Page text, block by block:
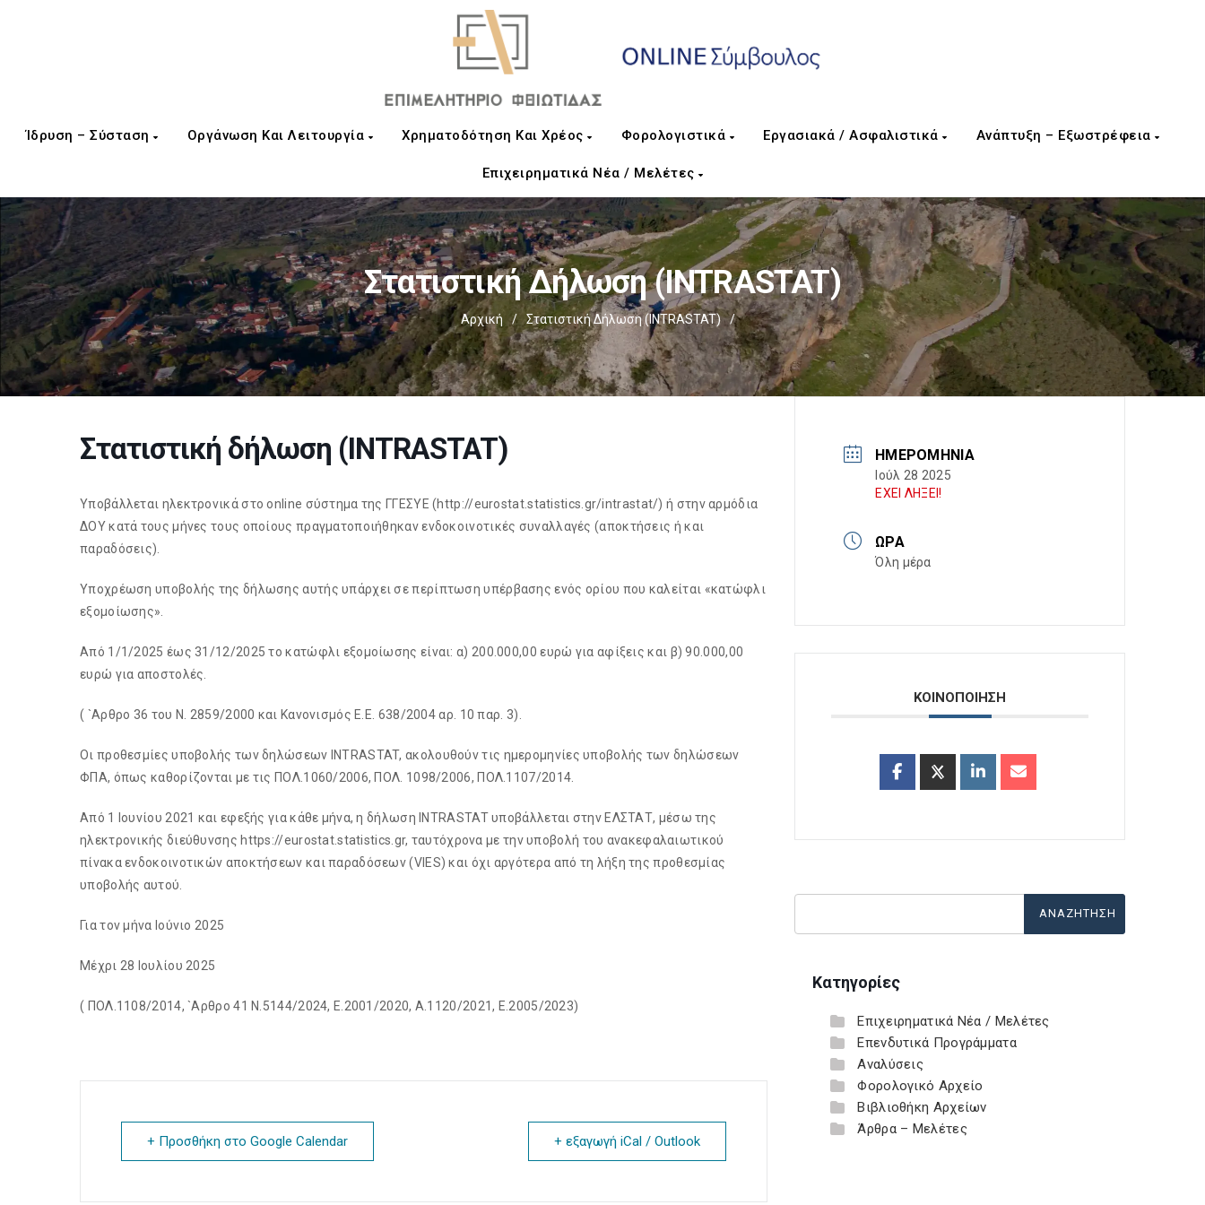
Ίδρυση – Σύσταση Οργάνωση Και Λειτουργία Χρηματοδότηση Και Χρέος Φορολογιστικά Εργασιακά / Ασφαλιστικά Ανάπτυξη – Εξωστρέφεια
Επιχειρηματικά Νέα / Μελέτες
Στατιστική Δήλωση (INTRASTAT)
Αρχική / Στατιστική Δήλωση (INTRASTAT) /
Στατιστική δήλωση (INTRASTAT)
Υποβάλλεται ηλεκτρονικά στο online σύστημα της ΓΓΕΣΥΕ (http://eurostat.statistics.gr/intrastat/) ή στην αρμόδια
ΔΟΥ κατά τους μήνες τους οποίους πραγματοποιήθηκαν ενδοκοινοτικές συναλλαγές (αποκτήσεις ή και
παραδόσεις).
Υποχρέωση υποβολής της δήλωσης αυτής υπάρχει σε περίπτωση υπέρβασης ενός ορίου που καλείται «κατώφλι
εξομοίωσης».
Από 1/1/2025 έως 31/12/2025 το κατώφλι εξομοίωσης είναι: α) 200.000,00 ευρώ για αφίξεις και β) 90.000,00
ευρώ για αποστολές.
( `Αρθρο 36 του Ν. 2859/2000 και Κανονισμός Ε.Ε. 638/2004 αρ. 10 παρ. 3).
Οι προθεσμίες υποβολής των δηλώσεων INTRASTAT, ακολουθούν τις ημερομηνίες υποβολής των δηλώσεων
ΦΠΑ, όπως καθορίζονται με τις ΠΟΛ.1060/2006, ΠΟΛ. 1098/2006, ΠΟΛ.1107/2014.
Από 1 Ιουνίου 2021 και εφεξής για κάθε μήνα, η δήλωση INTRASTAT υποβάλλεται στην ΕΛΣΤΑΤ, μέσω της
ηλεκτρονικής διεύθυνσης https://eurostat.statistics.gr, ταυτόχρονα με την υποβολή του ανακεφαλαιωτικού
πίνακα ενδοκοινοτικών αποκτήσεων και παραδόσεων (VIES) και όχι αργότερα από τη λήξη της προθεσμίας
υποβολής αυτού.
Για τον μήνα Ιούνιο 2025
Μέχρι 28 Ιουλίου 2025
( ΠΟΛ.1108/2014, `Αρθρο 41 Ν.5144/2024, E.2001/2020, Α.1120/2021, E.2005/2023)
+ Προσθήκη στο Google Calendar + εξαγωγή iCal / Outlook
ΗΜΕΡΟΜΗΝΊΑ
Ιούλ 28 2025
ΕΧΕΙ ΛΗΞΕΙ!
ΏΡΑ
Όλη μέρα
ΚΟΙΝΟΠΟΙΗΣΗ
Κατηγορίες
Επιχειρηματικά Νέα / Μελέτες
Επενδυτικά Προγράμματα
Αναλύσεις
Φορολογικό Αρχείο
Βιβλιοθήκη Αρχείων
Άρθρα – Μελέτες